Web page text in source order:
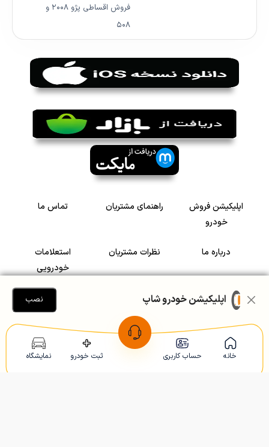
خانه حساب کاربری ثبت خودرو نمایشگاه
فروش اقساطی پژو ۲۰۰۸ و
۵۰۸
اپلیکیشن فروش
خودرو
راهنمای مشتریان تماس ما
درباره ما نظرات مشتریان
استعلامات
خودرویی
سرمایه گذاری در
رضایت مشتریان
Copyright © 2005-2026 Khodroshop.ir
اپلیکیشن خودرو شاپ نصب